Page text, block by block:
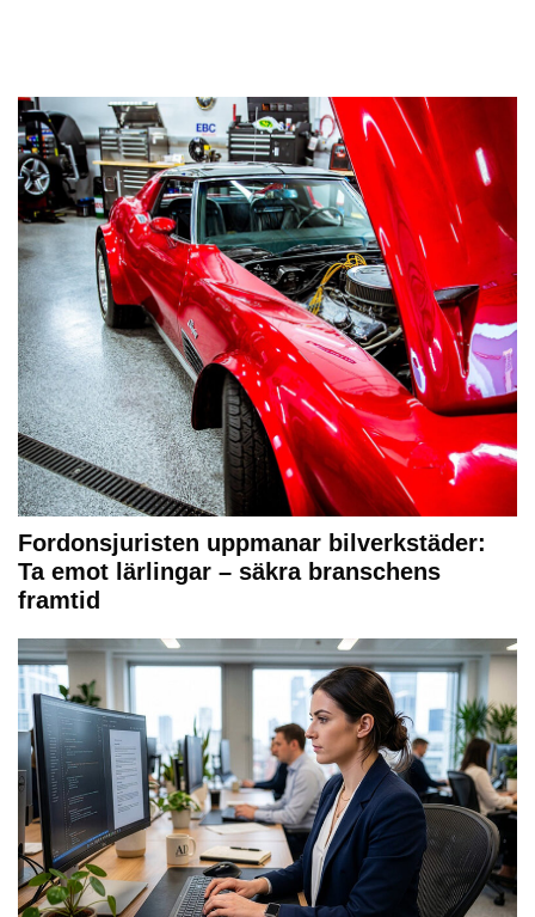
Fordonsjuristen uppmanar bilverkstäder:
Ta emot lärlingar – säkra branschens
framtid